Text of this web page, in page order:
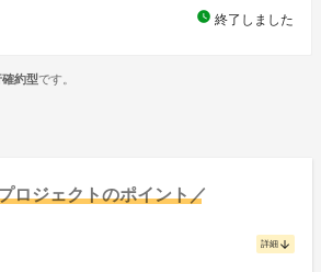
watch_later 終了しました
確約型です。
ロジェクトのポイント／
詳細 arrow_downward